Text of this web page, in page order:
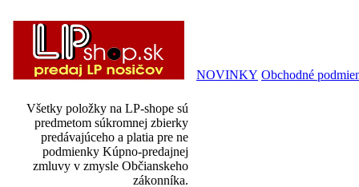
Všetky položky na LP-shope sú
predmetom súkromnej zbierky
predávajúceho a platia pre ne
podmienky Kúpno-predajnej
zmluvy v zmysle Občianskeho
zákonníka.
NOVINKY Obchodné